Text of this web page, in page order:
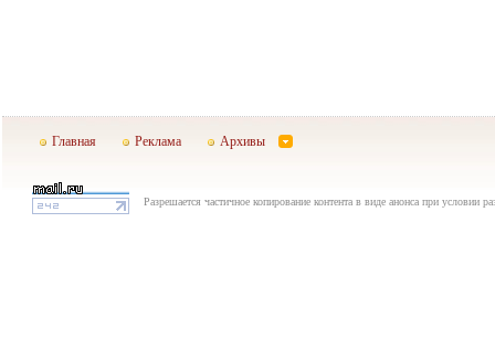
Главная Реклама Архивы
Разрешается частичное копирование контента в виде анонса при условии